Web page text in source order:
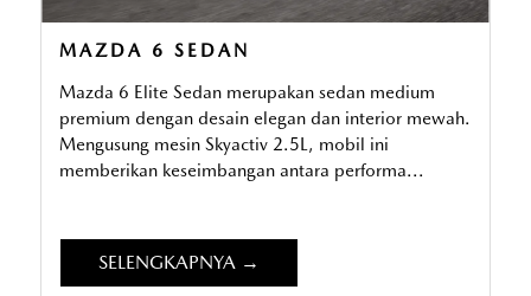
MAZDA 6 SEDAN
Mazda 6 Elite Sedan merupakan sedan medium
premium dengan desain elegan dan interior mewah.
Mengusung mesin Skyactiv 2.5L, mobil ini
memberikan keseimbangan antara performa...
SELENGKAPNYA →